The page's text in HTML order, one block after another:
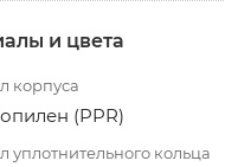
и цвета
корпуса
(PPR)
уплотнительного кольца